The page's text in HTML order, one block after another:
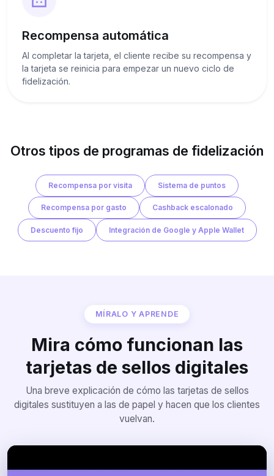
Recompensa automática
Al completar la tarjeta, el cliente recibe su recompensa y
la tarjeta se reinicia para empezar un nuevo ciclo de
fidelización.
Otros tipos de programas de fidelización
Recompensa por visita Sistema de puntos
Recompensa por gasto Cashback escalonado
Descuento fijo Integración de Google y Apple Wallet
MÍRALO Y APRENDE
Mira cómo funcionan las
tarjetas de sellos digitales
Una breve explicación de cómo las tarjetas de sellos
digitales sustituyen a las de papel y hacen que los clientes
vuelvan.